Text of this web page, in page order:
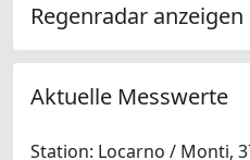
Regenradar anzeigen
Aktuelle Messwerte
Station: Locarno / Monti,